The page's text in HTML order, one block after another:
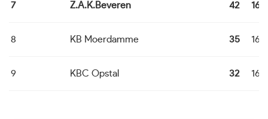
7 Z.A.K.Beveren 42 16
8 KB Moerdamme 35 16
9 KBC Opstal 32 16